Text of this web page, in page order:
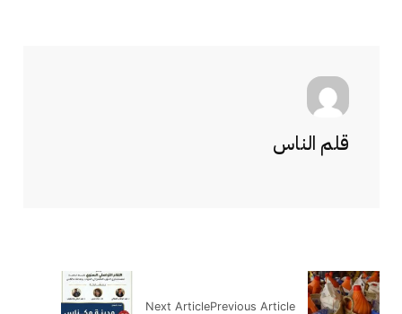
قلم الناس
Previous Article
Next Article